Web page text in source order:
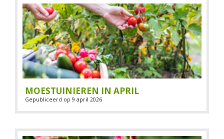
MOESTUINIEREN IN APRIL
Gepubliceerd op 9 april 2026